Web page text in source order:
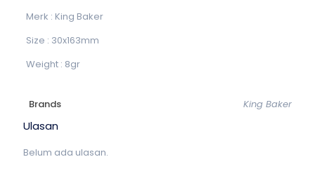
Merk : King Baker
Size : 30x163mm
Weight : 8gr
Brands King Baker
Ulasan
Belum ada ulasan.